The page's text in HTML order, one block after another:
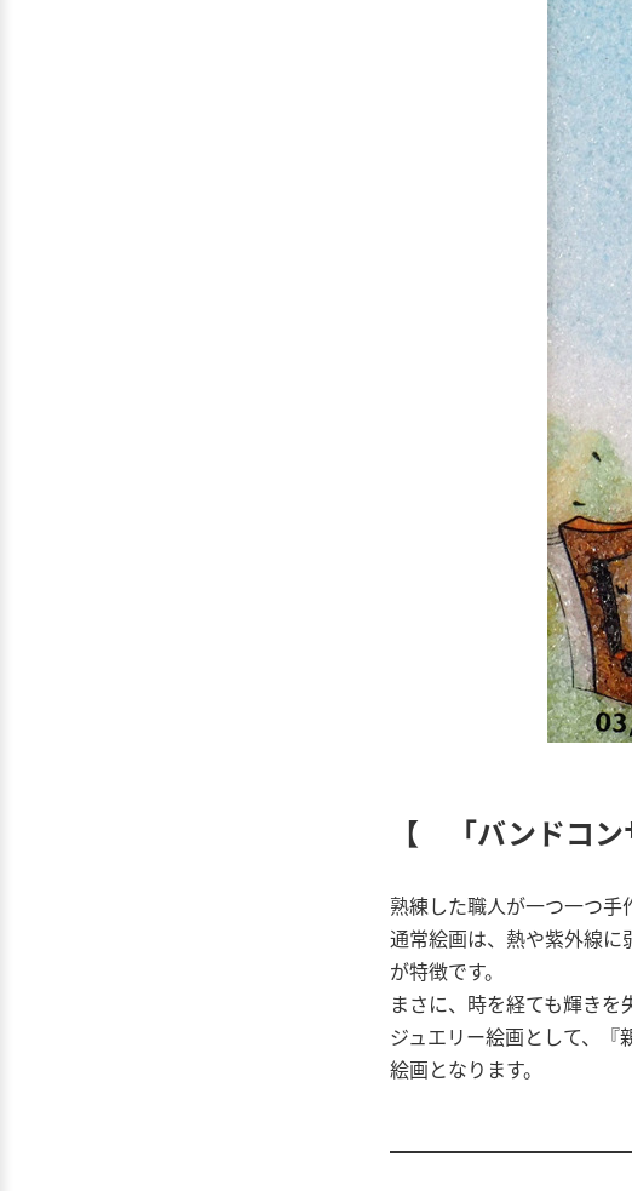
【 「バンドコ
熟練した職人が一つ一つ手
通常絵画は、熱や紫外線に
が特徴です。
まさに、時を経ても輝きを
ジュエリー絵画として、
絵画となります。